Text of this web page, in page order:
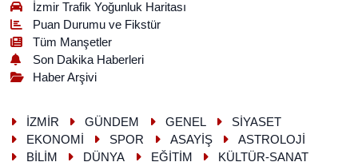
İzmir Trafik Yoğunluk Haritası
Puan Durumu ve Fikstür
Tüm Manşetler
Son Dakika Haberleri
Haber Arşivi
İZMİR GÜNDEM GENEL
SİYASET
EKONOMİ
SPOR ASAYİŞ
ASTROLOJİ
BİLİM
DÜNYA EĞİTİM KÜLTÜR-SANAT